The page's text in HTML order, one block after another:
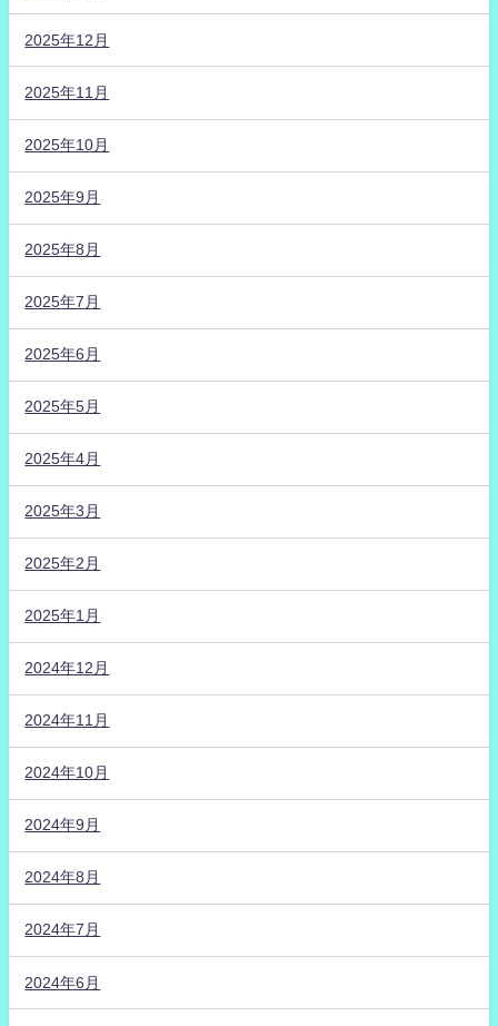
2025年12月
2025年11月
2025年10月
2025年9月
2025年8月
2025年7月
2025年6月
2025年5月
2025年4月
2025年3月
2025年2月
2025年1月
2024年12月
2024年11月
2024年10月
2024年9月
2024年8月
2024年7月
2024年6月